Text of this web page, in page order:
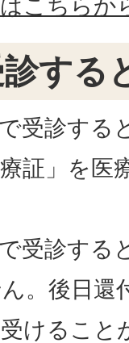
こちらか
する
で受診する
証」を医
で受診する
。後日還
けること